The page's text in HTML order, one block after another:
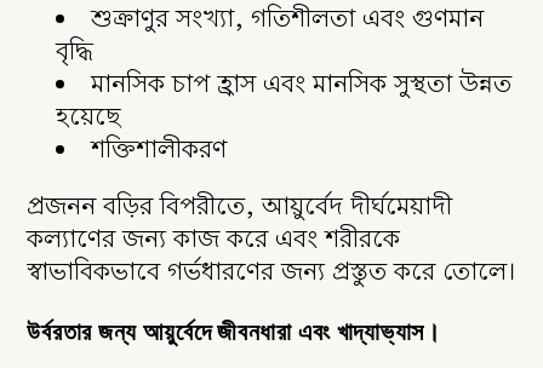
শুক্রাণুর সংখ্যা, গতিশীলতা এবং গুণমান
বৃদ্ধি
মানসিক চাপ হ্রাস এবং মানসিক সুস্থতা উন্নত
হয়েছে
শক্তিশালীকরণ
প্রজনন বড়ির বিপরীতে, আয়ুর্বেদ দীর্ঘমেয়াদী
কল্যাণের জন্য কাজ করে এবং শরীরকে
স্বাভাবিকভাবে গর্ভধারণের জন্য প্রস্তুত করে তোলে।
উর্বরতার জন্য আয়ুর্বেদে জীবনধারা এবং খাদ্যাভ্যাস।